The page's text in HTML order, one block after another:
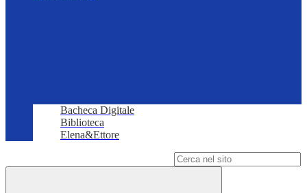
Bacheca Digitale
Biblioteca
Elena&Ettore